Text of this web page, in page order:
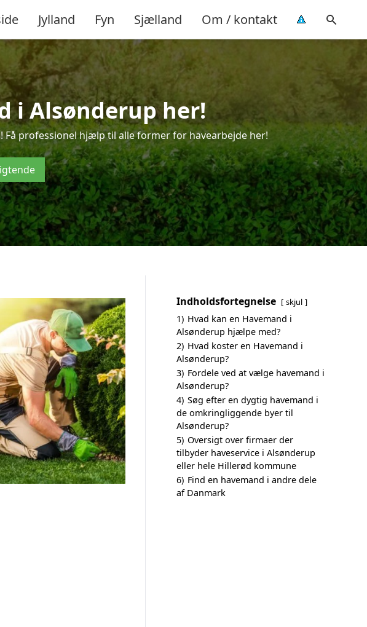
Jylland Fyn Sjælland Om / kontakt
i Alsønderup her!
professionel hjælp til alle former for havearbejde her!
Indholdsfortegnelse skjul
1) Hvad kan en Havemand i
Alsønderup hjælpe med?
2) Hvad koster en Havemand i
Alsønderup?
3) Fordele ved at vælge havemand i
Alsønderup?
4) Søg efter en dygtig havemand i
de omkringliggende byer til
Alsønderup?
5) Oversigt over firmaer der
tilbyder haveservice i Alsønderup
eller hele Hillerød kommune
6) Find en havemand i andre dele
af Danmark